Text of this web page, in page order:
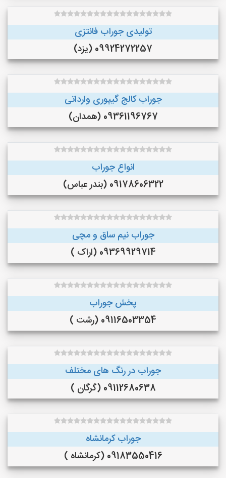
تولیدی جوراب فانتزی
09924272257 (یزد)
جوراب کالج گیپوری وارداتی
09361196767 (همدان)
انواع جوراب
09178606322 (بندر عباس)
جوراب نیم ساق و مچی
09369929714 (اراک )
پخش جوراب
09116503354 (رشت )
جوراب در رنگ‌ های مختلف
09112680638 (گرگان )
جوراب کرمانشاه
09183550416 (کرمانشاه )